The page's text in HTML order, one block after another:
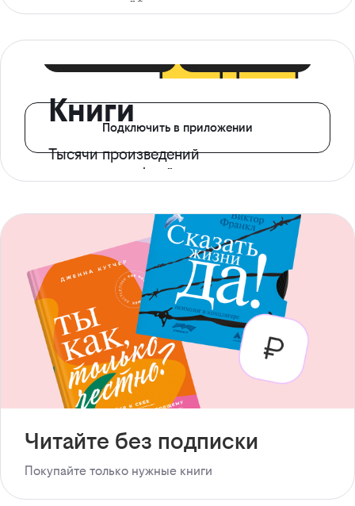
ограничений*
Книги
Тысячи произведений
с доступом офлайн
Подключить в приложении
Читайте без подписки
Покупайте только нужные книги